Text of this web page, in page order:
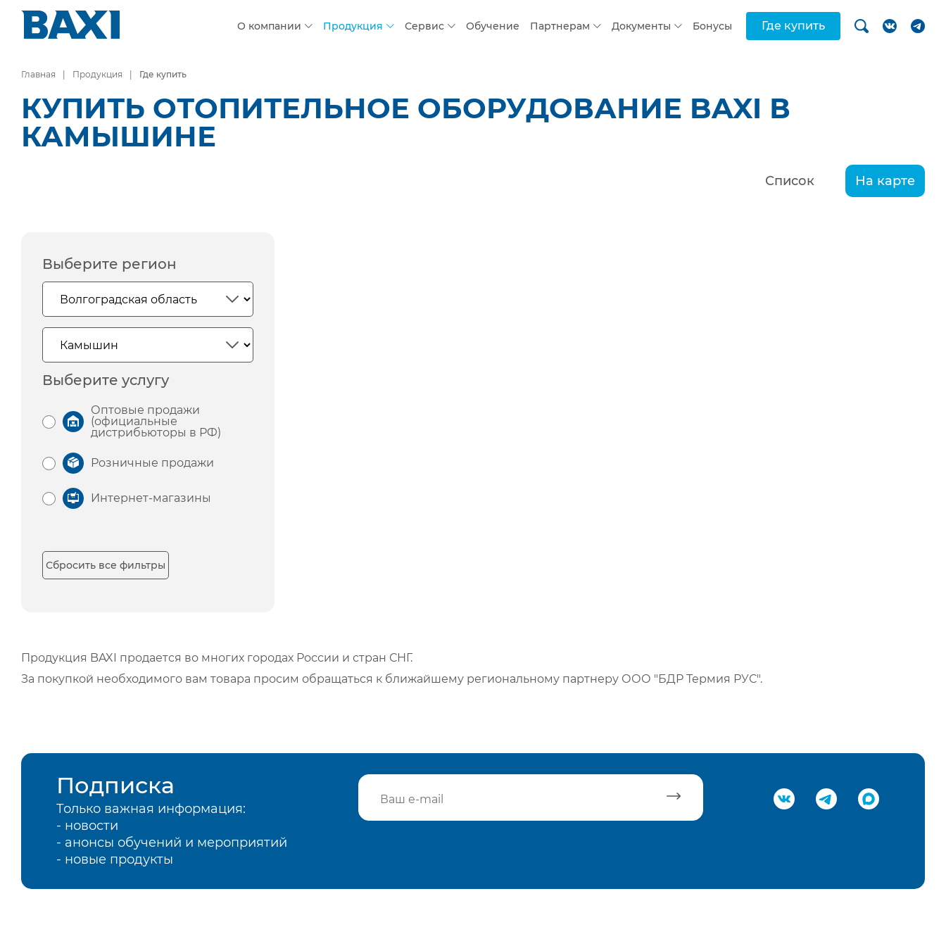
О компании Продукция Сервис Обучение Партнерам Документы Бонусы Где купить
Главная Продукция Где купить
КУПИТЬ ОТОПИТЕЛЬНОЕ ОБОРУДОВАНИЕ BAXI В
КАМЫШИНЕ
Список На карте
Выберите регион
Выберите услугу
Оптовые продажи
(официальные
дистрибьюторы в РФ)
Розничные продажи
Интернет-магазины
Сбросить все фильтры
Продукция BAXI продается во многих городах России и стран СНГ.
За покупкой необходимого вам товара просим обращаться к ближайшему региональному партнеру ООО "БДР Термия РУС".
Подписка
Только важная информация:
- новости
- анонсы обучений и мероприятий
- новые продукты